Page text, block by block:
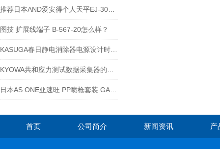
图技 扩展线端子 B-567-20怎么样？
首页 公司简介 新闻资讯 产